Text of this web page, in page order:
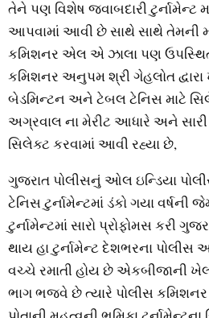
તેને પણ વિશેષ જવાબદારી ટુર્નામેન્ટ
આપવામાં આવી છે સાથે સાથે તેમની
કમિશનર એલ એ ઝાલા પણ ઉપસ્થિત
કમિશનર અનુપમ શ્રી ગેહલોત
બેડમિન્ટન અને ટેબલ ટેનિસ માટે
અગ્રવાલ ના મેરીટ આધારે અને
સિલેક્ટ કરવામાં આવી રહ્યા છે,
ગુજરાત પોલીસનું ઓલ ઇન્ડિયા
ટેનિસ ટુર્નામેન્ટમાં ડંકો ગયા
ટુર્નામેન્ટમાં સારો પ્રોફોમસ કરી
થાય હા ટુર્નામેન્ટ દેશભરના પોલીસ
વચ્ચે રમાતી હોય છે એકબીજાની
ભાગ ભજવે છે ત્યારે પોલીસ